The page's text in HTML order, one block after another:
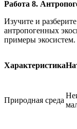
Работа 8.
Изучите и
антропогенных
примеры экосистем.
Характеристика
Природная среда